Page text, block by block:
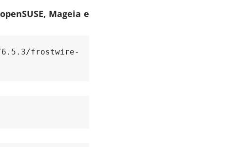
Mageia e
frostwire-